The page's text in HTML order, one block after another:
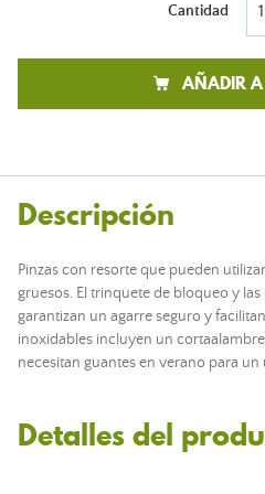
Cantidad
AÑADIR A
Descripción
Pinzas con resorte que pueden
gruesos. El trinquete de bloqueo y
garantizan un agarre seguro y
inoxidables incluyen un
necesitan guantes en verano para
Detalles del